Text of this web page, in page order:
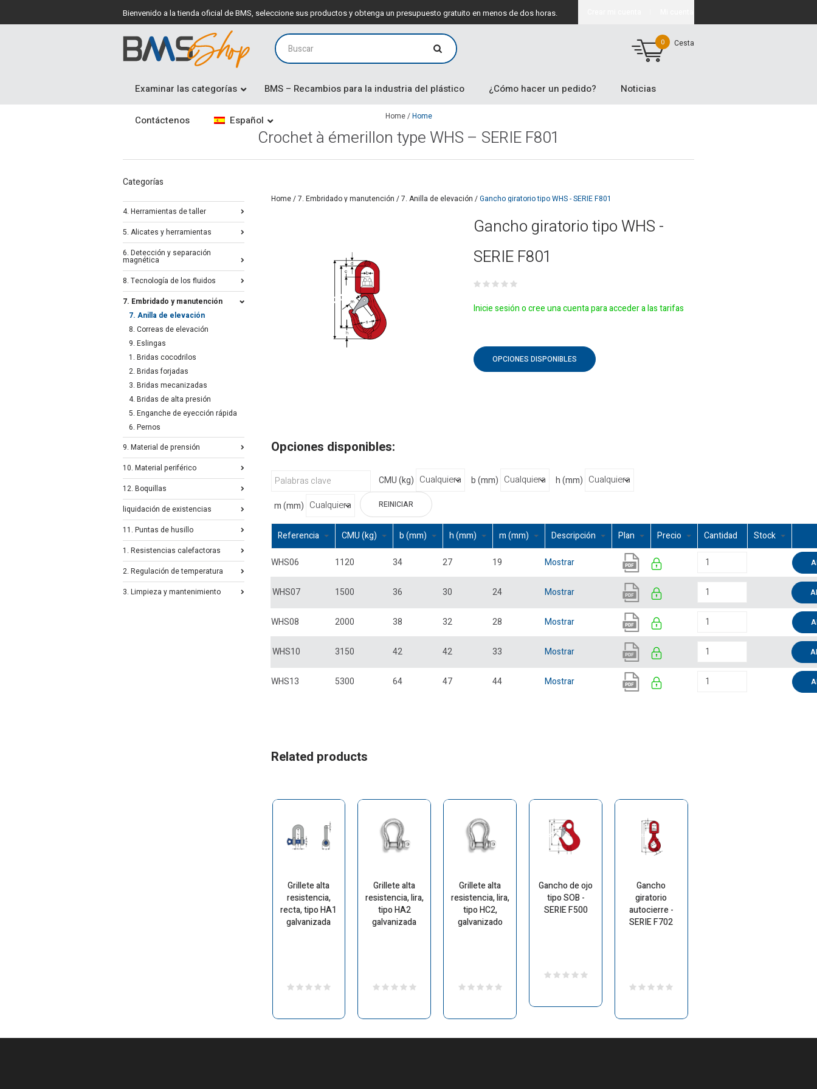
Bienvenido a la tienda oficial de BMS, seleccione sus productos y obtenga un presupuesto gratuito en menos de dos horas.
0 Cesta
Examinar las categorías BMS – Recambios para la industria del plástico ¿Cómo hacer un pedido? Noticias
Contáctenos Español Home/Home
Crochet à émerillon type WHS – SERIE F801
Home/7. Embridado y manutención /7. Anilla de elevación /Gancho giratorio tipo WHS - SERIE F801
Gancho giratorio tipo WHS -
SERIE F801
Inicie sesión o cree una cuenta para acceder a las tarifas
OPCIONES DISPONIBLES
Opciones disponibles:
CMU (kg) b (mm)
h (mm)
m (mm)
REINICIAR
Referencia CMU (kg) b (mm) h (mm) m (mm) Descripción Plan Precio Cantidad Stock
WHS06 1120 34 27 19 Mostrar
WHS07 1500 36 30 24 Mostrar
WHS08 2000 38 32 28 Mostrar
WHS10 3150 42 42 33 Mostrar
WHS13 5300 64 47 44 Mostrar
Related products
Grillete alta
resistencia,
recta, tipo HA1
galvanizada
Grillete alta
resistencia, lira,
tipo HA2
galvanizada
Grillete alta
resistencia, lira,
tipo HC2,
galvanizado
Gancho de ojo
tipo SOB -
SERIE F500
Gancho
giratorio
autocierre -
SERIE F702
Categorías
4. Herramientas de taller
5. Alicates y herramientas
6. Detección y separación
magnética
8. Tecnología de los fluidos
7. Embridado y manutención
7. Anilla de elevación
8. Correas de elevación
9. Eslingas
1. Bridas cocodrilos
2. Bridas forjadas
3. Bridas mecanizadas
4. Bridas de alta presión
5. Enganche de eyección rápida
6. Pernos
9. Material de prensión
10. Material periférico
12. Boquillas
liquidación de existencias
11. Puntas de husillo
1. Resistencias calefactoras
2. Regulación de temperatura
3. Limpieza y mantenimiento